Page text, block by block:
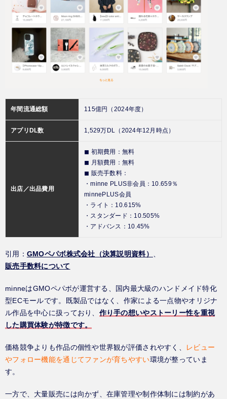
年間流通総額 115億円（2024年度）
アプリDL数 1,529万DL（2024年12月時点）
出店／出品費用
◼︎ 初期費用：無料
◼︎ 月額費用：無料
◼︎ 販売手数料：
・minne PLUS非会員：10.659％
minnePLUS会員
・ライト：10.615%
・スタンダード：10.505%
・アドバンス：10.45%
引用： GMOペパボ株式会社（決算説明資料）
販売手数料について
minneはGMOペパボが運営する、国内最大級のハンドメイド特化
型ECモールです。既製品ではなく、作家による一点物やオリジナ
ル作品を中心に扱っており、 作り手の想いやストーリー性を重視
した購買体験が特徴です。
価格競争よりも作品の個性や世界観が評価されやすく、
レビュー
やフォロー機能を通じてファンが育ちやすい環境が整っていま
す。
一方で、大量販売には向かず、在庫管理や制作体制には制約があ